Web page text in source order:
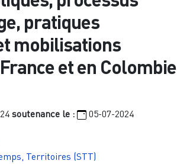
pratiques
mobilisations
et en Colombie
soutenance le :
05-07-2024
Territoires (STT)